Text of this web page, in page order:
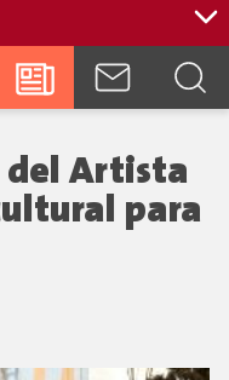
del Artista
para